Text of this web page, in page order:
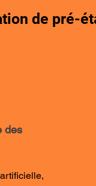
de pré-
des